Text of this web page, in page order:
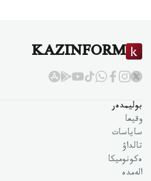
KAZINFORM
بوليمدەر
وقيعا
ساياسات
تالداۋ
ەكونوميكا
الەمدە